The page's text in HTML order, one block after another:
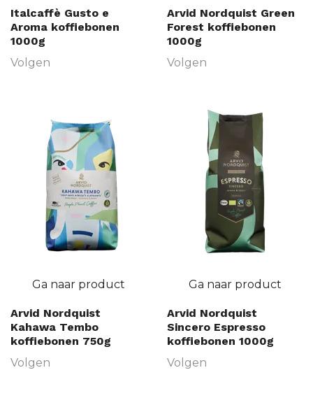
Italcaffè Gusto e
Aroma koffiebonen
1000g
Volgen
Arvid Nordquist Green
Forest koffiebonen
1000g
Volgen
Ga naar product
Arvid Nordquist
Kahawa Tembo
koffiebonen 750g
Volgen
Ga naar product
Arvid Nordquist
Sincero Espresso
koffiebonen 1000g
Volgen